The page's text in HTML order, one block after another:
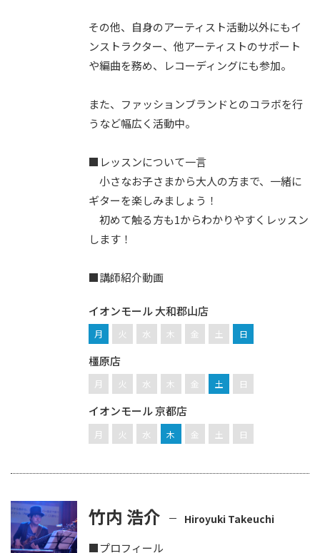
その他、自身のアーティスト活動以外にもイ
ンストラクター、他アーティストのサポート
や編曲を務め、レコーディングにも参加。
また、ファッションブランドとのコラボを行
うなど幅広く活動中。
■レッスンについて一言
小さなお子さまから大人の方まで、一緒に
ギターを楽しみましょう！
初めて触る方も1からわかりやすくレッスン
します！
■講師紹介動画
イオンモール 大和郡山店
月 火 水 木 金 土 日
橿原店
月 火 水 木 金 土 日
イオンモール 京都店
月 火 水 木 金 土 日
竹内 浩介 Hiroyuki Takeuchi
■プロフィール